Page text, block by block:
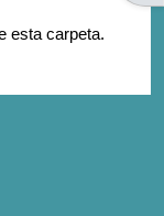
esta carpeta.